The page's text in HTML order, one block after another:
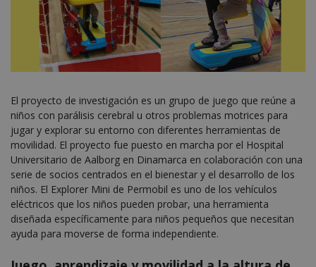
El proyecto de investigación es un grupo de juego que reúne a
niños con parálisis cerebral u otros problemas motrices para
jugar y explorar su entorno con diferentes herramientas de
movilidad. El proyecto fue puesto en marcha por el Hospital
Universitario de Aalborg en Dinamarca en colaboración con una
serie de socios centrados en el bienestar y el desarrollo de los
niños. El Explorer Mini de Permobil es uno de los vehículos
eléctricos que los niños pueden probar, una herramienta
diseñada específicamente para niños pequeños que necesitan
ayuda para moverse de forma independiente.